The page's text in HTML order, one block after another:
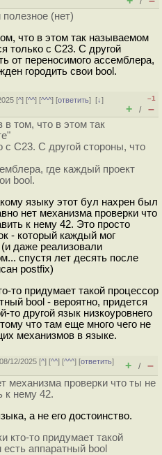
(нет)
что в этом так называемом
только с С23. С другой
от переносимого ассемблера,
городить свои bool.
[^] [^^] [^^^] [ответить][↓]
–1
+ / –
в том, что в этом так
с С23. С другой стороны, что
где каждый проект
bool.
языку этот бул нахрен был
нет механизма проверки что
к нему 42. Это просто
- который каждый мог
даже реализовали
спустя лет десять после
postfix)
то придумает такой процессор
bool - вероятно, придется
то другой язык низкоуровнего
что там еще много чего не
механизмов в языке.
12/2025 [^] [^^] [^^^] [ответить]
+ / –
механизма проверки что ты не
к нему 42.
а не его достоинство.
кто-то придумает такой
аппаратный bool